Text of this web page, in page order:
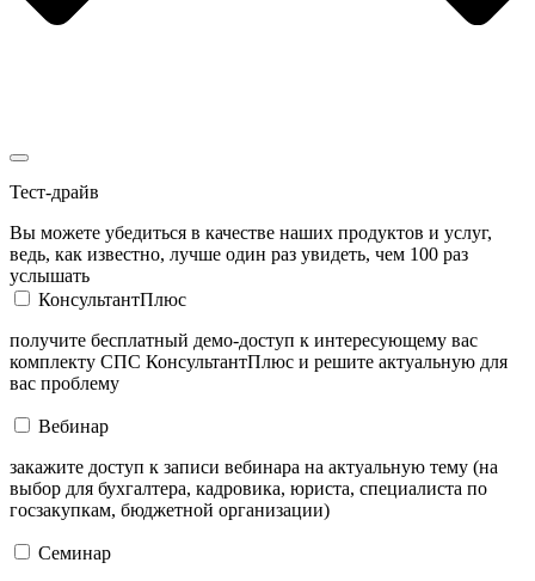
Тест-драйв
Вы можете убедиться в качестве наших продуктов и услуг,
ведь, как известно, лучше один раз увидеть, чем 100 раз
услышать
КонсультантПлюс
получите бесплатный демо-доступ к интересующему вас
комплекту СПС КонсультантПлюс и решите актуальную для
вас проблему
Вебинар
закажите доступ к записи вебинара на актуальную тему (на
выбор для бухгалтера, кадровика, юриста, специалиста по
госзакупкам, бюджетной организации)
Семинар